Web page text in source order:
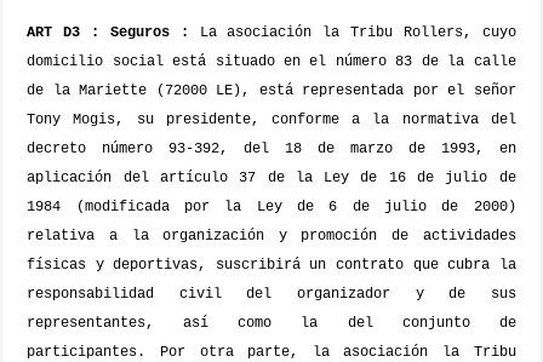
ART D3 : Seguros :
La asociación la Tribu Rollers, cuyo
domicilio social está situado en el número 83 de la calle
de la Mariette (72000 LE), está representada por el señor
Tony Mogis, su presidente, conforme a la normativa del
decreto número 93-392, del 18 de marzo de 1993, en
aplicación del artículo 37 de la Ley de 16 de julio de
1984 (modificada por la Ley de 6 de julio de 2000)
relativa a la organización y promoción de actividades
físicas y deportivas, suscribirá un contrato que cubra la
responsabilidad civil del organizador y de sus
representantes, así como la del conjunto de
participantes.
Por otra parte, la asociación la Tribu